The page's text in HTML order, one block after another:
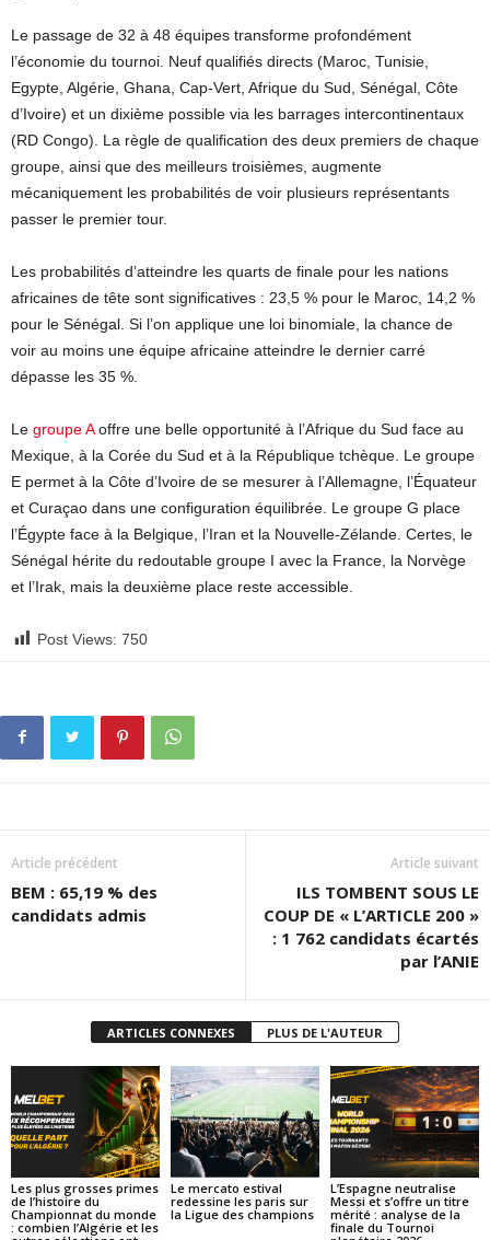
Le passage de 32 à 48 équipes transforme profondément
l’économie du tournoi. Neuf qualifiés directs (Maroc, Tunisie,
Egypte, Algérie, Ghana, Cap-Vert, Afrique du Sud, Sénégal, Côte
d’Ivoire) et un dixième possible via les barrages intercontinentaux
(RD Congo). La règle de qualification des deux premiers de chaque
groupe, ainsi que des meilleurs troisièmes, augmente
mécaniquement les probabilités de voir plusieurs représentants
passer le premier tour.
Les probabilités d’atteindre les quarts de finale pour les nations
africaines de tête sont significatives : 23,5 % pour le Maroc, 14,2 %
pour le Sénégal. Si l’on applique une loi binomiale, la chance de
voir au moins une équipe africaine atteindre le dernier carré
dépasse les 35 %.
Le groupe Aoffre une belle opportunité à l’Afrique du Sud face au
Mexique, à la Corée du Sud et à la République tchèque. Le groupe
E permet à la Côte d’Ivoire de se mesurer à l’Allemagne, l’Équateur
et Curaçao dans une configuration équilibrée. Le groupe G place
l’Égypte face à la Belgique, l’Iran et la Nouvelle-Zélande. Certes, le
Sénégal hérite du redoutable groupe I avec la France, la Norvège
et l’Irak, mais la deuxième place reste accessible.
Post Views: 750
Article précédent
BEM : 65,19 % des
candidats admis
Article suivant
ILS TOMBENT SOUS LE
COUP DE « L’ARTICLE 200 »
: 1 762 candidats écartés
par l’ANIE
ARTICLES CONNEXES PLUS DE L'AUTEUR
Les plus grosses primes
de l’histoire du
Championnat du monde
: combien l’Algérie et les
Le mercato estival
redessine les paris sur
la Ligue des champions
L’Espagne neutralise
Messi et s’offre un titre
mérité : analyse de la
finale du Tournoi